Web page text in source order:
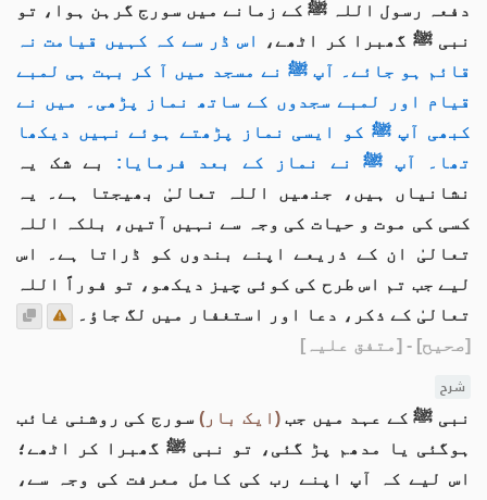
دفعہ رسول اللہ ﷺ کے زمانے میں سورج گرہن ہوا، تو
نبی ﷺ گھبرا کر اٹھے،
اس ڈر سے کہ کہیں قیامت نہ
قائم ہو جائے۔ آپ ﷺ نے مسجد میں آ کر بہت ہی لمبے
قیام اور لمبے سجدوں کے ساتھ نماز پڑھی۔ میں نے
کبھی آپ ﷺ کو ایسی نماز پڑھتے ہوئے نہیں دیکھا
تھا۔ آپ ﷺ نے نماز کے بعد فرمایا: بے شک یہ
نشانیاں ہیں، جنھیں اللہ تعالیٰ بھیجتا ہے۔ یہ
کسی کی موت و حیات کی وجہ سے نہیں آتیں، بلکہ اللہ
تعالیٰ ان کے ذریعے اپنے بندوں کو ڈراتا ہے۔ اس
لیے جب تم اس طرح کی کوئی چیز دیکھو، تو فوراً اللہ
تعالیٰ کے ذکر، دعا اور استغفار میں لگ جاؤ۔
[صحیح] - [متفق علیہ]
شرح
نبی ﷺ کے عہد میں جب(ایک بار)سورج کی روشنی غائب
ہوگئی یا مدھم پڑ گئی، تو نبی ﷺ گھبرا کر اٹھے؛
اس لیے کہ آپ اپنے رب کی کامل معرفت کی وجہ سے،